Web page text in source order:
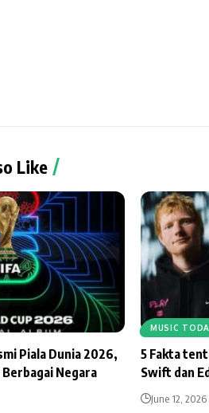
Like
Piala Dunia 2026,
Negara
MUSIC
5 Fakta
Swift dan
June 12, 2026